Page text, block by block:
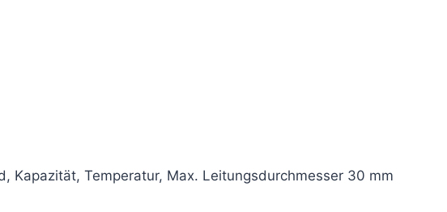
Kapazität, Temperatur, Max. Leitungsdurchmesser 30 mm